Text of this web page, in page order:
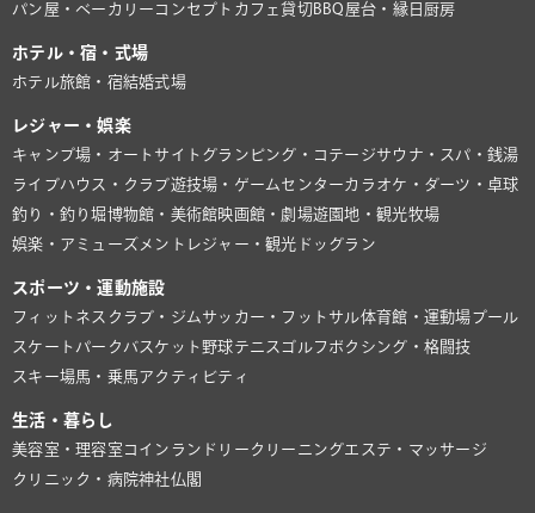
パン屋・ベーカリー コンセプトカフェ貸切BBQ 屋台・縁日 厨房
ホテル・宿・式場
ホテル旅館・宿結婚式場
レジャー・娯楽
キャンプ場・オートサイト グランピング・コテージサウナ・スパ・銭湯
ライブハウス・クラブ遊技場・ゲームセンターカラオケ・ダーツ・卓球
釣り・釣り堀博物館・美術館映画館・劇場遊園地・観光牧場
娯楽・アミューズメント レジャー・観光 ドッグラン
スポーツ・運動施設
フィットネスクラブ・ジム サッカー・フットサル体育館・運動場プール
スケートパーク バスケット 野球テニス ゴルフ ボクシング・格闘技
スキー場馬・乗馬アクティビティ
生活・暮らし
美容室・理容室 コインランドリー クリーニングエステ・マッサージ
クリニック・病院神社仏閣